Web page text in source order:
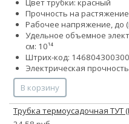
Цвет трубки: красный
Прочность на
Рабочее напряжение, до
Удельное объемное
см: 10¹⁴
Штрих-код:
Электрическая
В корзину
Трубка термоусадочная ТУТ